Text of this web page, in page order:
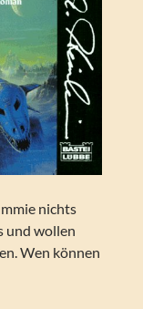
nichts
und wollen
Wen können